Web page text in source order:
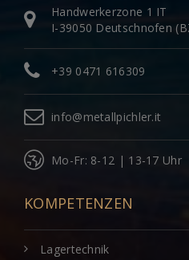
Handwerkerzone 1 IT
I-39050 Deutschnofen
+39 0471 616309
info@metallpichler.it
Mo-Fr: 8-12 | 13-17 Uhr
KOMPETENZEN
Lagertechnik